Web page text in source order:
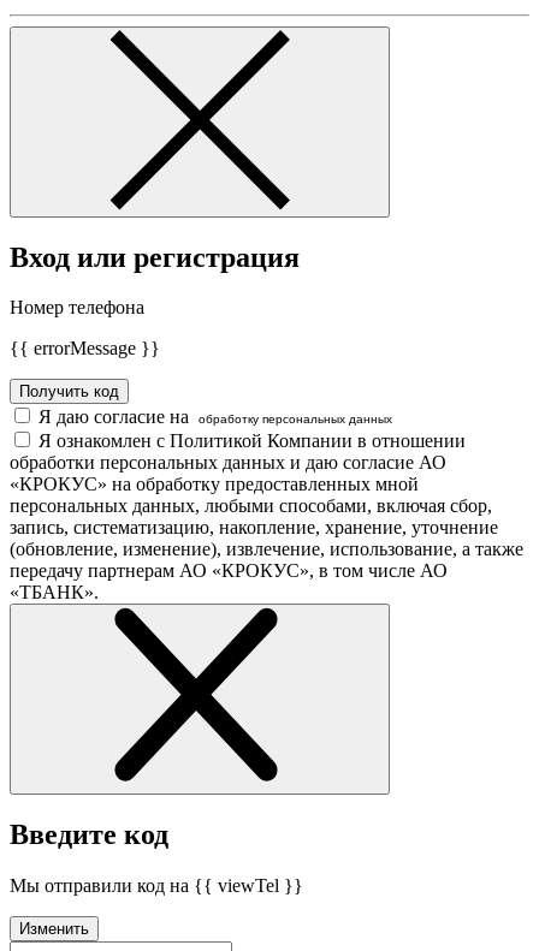
Вход или регистрация
Номер телефона
{{ errorMessage }}
Получить код
Я даю согласие на обработку персональных данных
Я ознакомлен с Политикой Компании в отношении
обработки персональных данных и даю согласие АО
«КРОКУС» на обработку предоставленных мной
персональных данных, любыми способами, включая сбор,
запись, систематизацию, накопление, хранение, уточнение
(обновление, изменение), извлечение, использование, а также
передачу партнерам АО «КРОКУС», в том числе АО
«ТБАНК».
Введите код
Мы отправили код на {{ viewTel }}
Изменить